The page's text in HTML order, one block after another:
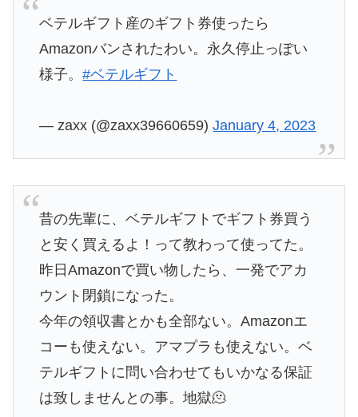
ベテルギフト産のギフト券使ったら
Amazonバンされたわい。永久停止っぽい
様子。#ベテルギフト
— zaxx (@zaxx39660659)January 4, 2023
昔の先輩に、ベテルギフトでギフト券買う
と安く買えるよ！って教わって使ってた。
昨日Amazonで買い物したら、一発でアカ
ウント閉鎖になった。
今年の領収書とかも全部ない。Amazonエ
コーも使えない。アマプラも使えない。ベ
テルギフトに問い合わせてもいかなる保証
は致しませんとの事。地獄🫠